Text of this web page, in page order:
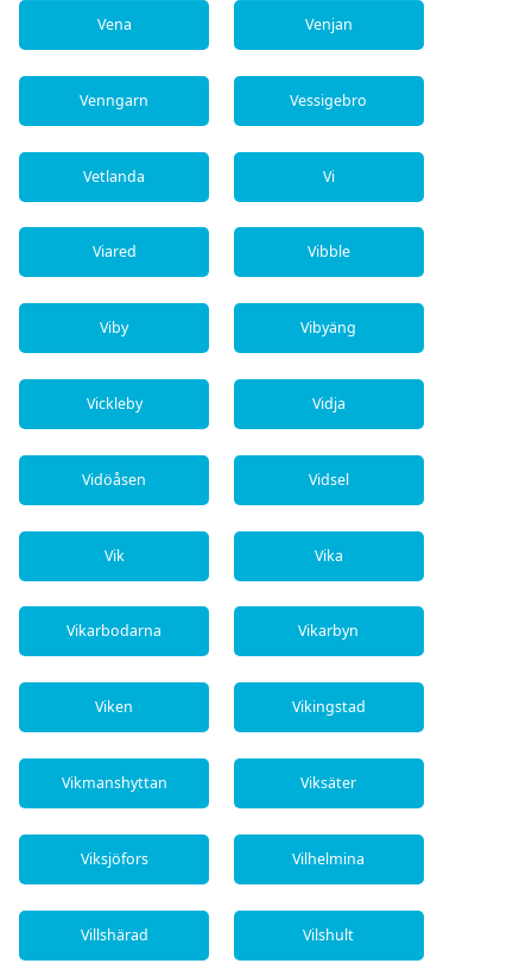
Vena Venjan
Venngarn Vessigebro
Vetlanda Vi
Viared Vibble
Viby Vibyäng
Vickleby Vidja
Vidöåsen Vidsel
Vik Vika
Vikarbodarna Vikarbyn
Viken Vikingstad
Vikmanshyttan Viksäter
Viksjöfors Vilhelmina
Villshärad Vilshult